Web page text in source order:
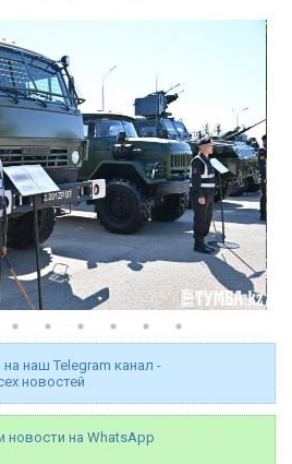
наш Telegram канал -
новостей
новости на WhatsApp